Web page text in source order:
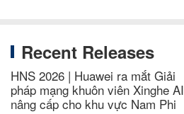
Recent Releases
HNS 2026 | Huawei ra mắt Giải
pháp mạng khuôn viên Xinghe AI
nâng cấp cho khu vực Nam Phi